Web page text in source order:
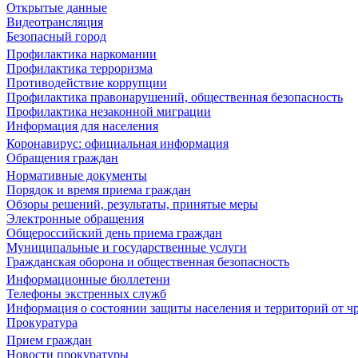
Открытые данные
Видеотрансляция
Безопасный город
Профилактика наркомании
Профилактика терроризма
Противодействие коррупции
Профилактика правонарушений, общественная безопасность
Профилактика незаконной миграции
Информация для населения
Коронавирус: официальная информация
Обращения граждан
Нормативные документы
Порядок и время приема граждан
Обзоры решений, результаты, принятые меры
Электронные обращения
Общероссийский день приема граждан
Муниципальные и государственные услуги
Гражданская оборона и общественная безопасность
Информационные бюллетени
Телефоны экстренных служб
Информация о состоянии защиты населения и территорий от
Прокуратура
Прием граждан
Новости прокуратуры